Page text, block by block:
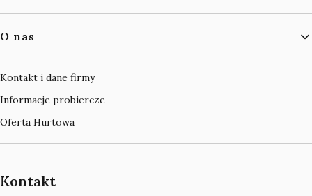
O nas
Kontakt i dane firmy
Informacje probiercze
Oferta Hurtowa
Kontakt